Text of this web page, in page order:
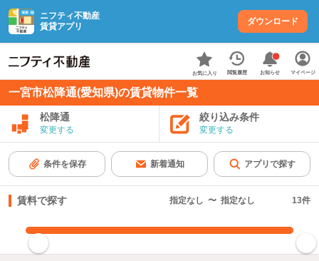
ニフティ不動産
賃貸アプリ
ダウンロード
お気に入り 閲覧履歴 お知らせ マイページ
一宮市松降通(愛知県)の賃貸物件一覧
松降通
変更する
絞り込み条件
変更する
条件を保存 新着通知 アプリで探す
賃料で探す 指定なし 〜 指定なし 13件